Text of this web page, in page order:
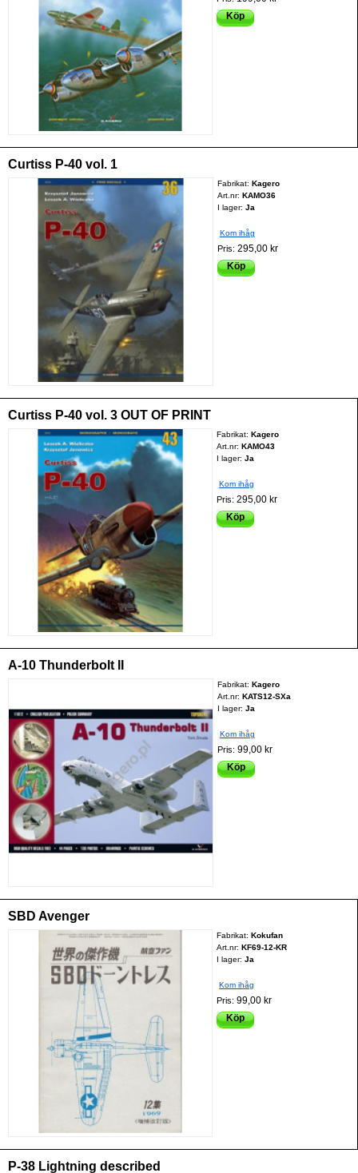
Köp
Curtiss P-40 vol. 1
Fabrikat: Kagero
Art.nr: KAMO36
I lager: Ja
Kom ihåg
Pris: 295,00 kr
Köp
Curtiss P-40 vol. 3 OUT OF PRINT
Fabrikat:Kagero
Art.nr:KAMO43
I lager: Ja
Kom ihåg
Pris:295,00 kr
Köp
A-10 Thunderbolt II
Fabrikat: Kagero
Art.nr: KATS12-SXa
I lager: Ja
Kom ihåg
Pris: 99,00 kr
Köp
SBD Avenger
Fabrikat:Kokufan
Art.nr:KF69-12-KR
I lager: Ja
Kom ihåg
Pris:99,00 kr
Köp
P-38 Lightning described